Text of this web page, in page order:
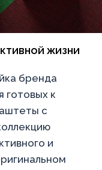
жизни
бренда
готовых к
с
и